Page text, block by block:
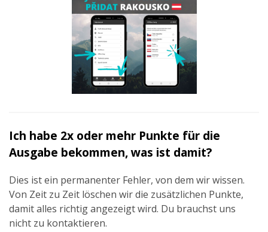
Ich habe 2x oder mehr Punkte für die
Ausgabe bekommen, was ist damit?
Dies ist ein permanenter Fehler, von dem wir wissen.
Von Zeit zu Zeit löschen wir die zusätzlichen Punkte,
damit alles richtig angezeigt wird. Du brauchst uns
nicht zu kontaktieren.